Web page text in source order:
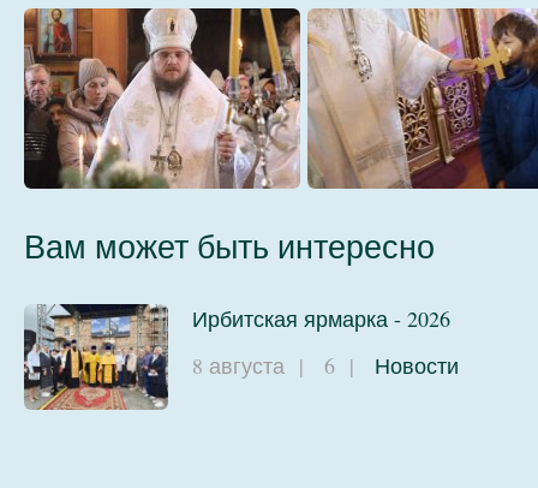
008
009 010
Вам может быть интересно
Ирбитская ярмарка - 2026
8 августа | 6 | Новости